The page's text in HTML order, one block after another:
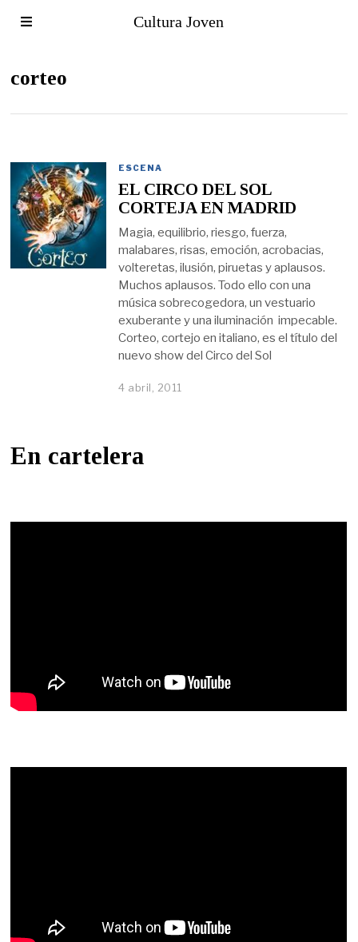
Cultura Joven
corteo
ESCENA
EL CIRCO DEL SOL
CORTEJA EN MADRID
Magia, equilibrio, riesgo, fuerza,
malabares, risas, emoción, acrobacias,
volteretas, ilusión, piruetas y aplausos.
Muchos aplausos. Todo ello con una
música sobrecogedora, un vestuario
exuberante y una iluminación impecable.
Corteo, cortejo en italiano, es el título del
nuevo show del Circo del Sol
4 abril, 2011
En cartelera